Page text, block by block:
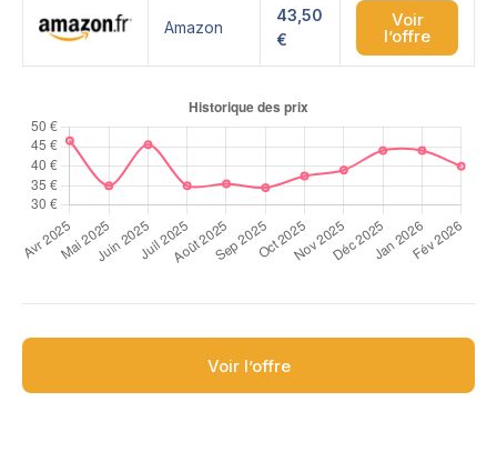
Amazon
43,50
€
Voir
l’offre
Voir l’offre